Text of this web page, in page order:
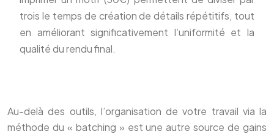
trois le temps de création de détails répétitifs, tout
en améliorant significativement l’uniformité et la
qualité du rendu final.
Au-delà des outils, l’organisation de votre travail via la
méthode du « batching » est une autre source de gains